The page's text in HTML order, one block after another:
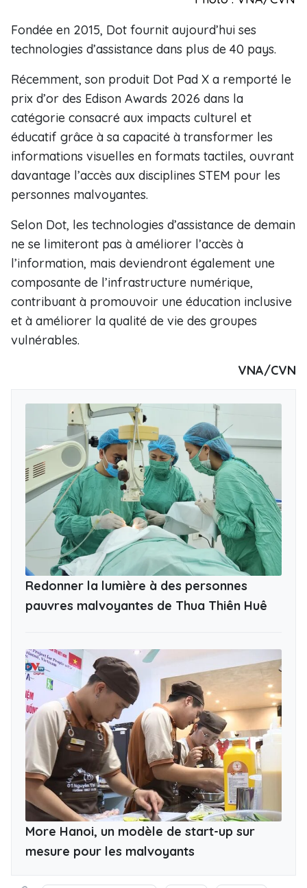
Fondée en 2015, Dot fournit aujourd’hui ses
technologies d’assistance dans plus de 40 pays.
Récemment, son produit Dot Pad X a remporté le
prix d’or des Edison Awards 2026 dans la
catégorie consacré aux impacts culturel et
éducatif grâce à sa capacité à transformer les
informations visuelles en formats tactiles, ouvrant
davantage l’accès aux disciplines STEM pour les
personnes malvoyantes.
Selon Dot, les technologies d’assistance de demain
ne se limiteront pas à améliorer l’accès à
l’information, mais deviendront également une
composante de l’infrastructure numérique,
contribuant à promouvoir une éducation inclusive
et à améliorer la qualité de vie des groupes
vulnérables.
VNA/CVN
Redonner la lumière à des personnes
pauvres malvoyantes de Thua Thiên Huê
More Hanoi, un modèle de start-up sur
mesure pour les malvoyants